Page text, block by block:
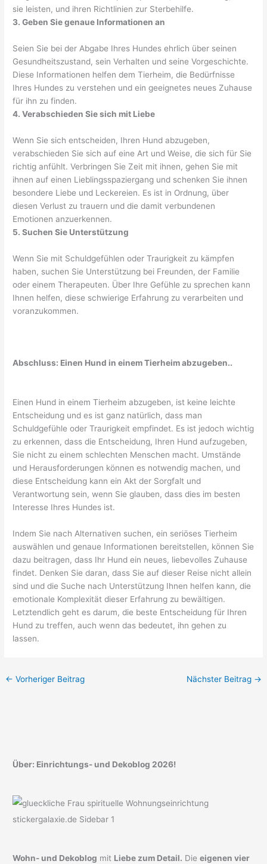
sie leisten, und ihren Richtlinien zur Sterbehilfe.
3. Geben Sie genaue Informationen an
Seien Sie bei der Abgabe Ihres Hundes ehrlich über seinen
Gesundheitszustand, sein Verhalten und seine Vorgeschichte.
Diese Informationen helfen dem Tierheim, die Bedürfnisse
Ihres Hundes zu verstehen und ein geeignetes neues Zuhause
für ihn zu finden.
4. Verabschieden Sie sich mit Liebe
Wenn Sie sich entscheiden, Ihren Hund abzugeben,
verabschieden Sie sich auf eine Art und Weise, die sich für Sie
richtig anfühlt. Verbringen Sie Zeit mit ihnen, gehen Sie mit
ihnen auf einen Lieblingsspaziergang und schenken Sie ihnen
besondere Liebe und Leckereien. Es ist in Ordnung, über
diesen Verlust zu trauern und die damit verbundenen
Emotionen anzuerkennen.
5. Suchen Sie Unterstützung
Wenn Sie mit Schuldgefühlen oder Traurigkeit zu kämpfen
haben, suchen Sie Unterstützung bei Freunden, der Familie
oder einem Therapeuten. Über Ihre Gefühle zu sprechen kann
Ihnen helfen, diese schwierige Erfahrung zu verarbeiten und
voranzukommen.
Abschluss: Einen Hund in einem Tierheim abzugeben..
Einen Hund in einem Tierheim abzugeben, ist keine leichte
Entscheidung und es ist ganz natürlich, dass man
Schuldgefühle oder Traurigkeit empfindet. Es ist jedoch wichtig
zu erkennen, dass die Entscheidung, Ihren Hund aufzugeben,
Sie nicht zu einem schlechten Menschen macht. Umstände
und Herausforderungen können es notwendig machen, und
diese Entscheidung kann ein Akt der Sorgfalt und
Verantwortung sein, wenn Sie glauben, dass dies im besten
Interesse Ihres Hundes ist.
Indem Sie nach Alternativen suchen, ein seriöses Tierheim
auswählen und genaue Informationen bereitstellen, können Sie
dazu beitragen, dass Ihr Hund ein neues, liebevolles Zuhause
findet. Denken Sie daran, dass Sie auf dieser Reise nicht allein
sind und die Suche nach Unterstützung Ihnen helfen kann, die
emotionale Komplexität dieser Erfahrung zu bewältigen.
Letztendlich geht es darum, die beste Entscheidung für Ihren
Hund zu treffen, auch wenn das bedeutet, ihn gehen zu
lassen.
← Vorheriger Beitrag Nächster Beitrag →
Über: Einrichtungs- und Dekoblog 2026!
Wohn- und Dekoblog mit Liebe zum Detail. Dieeigenen vier